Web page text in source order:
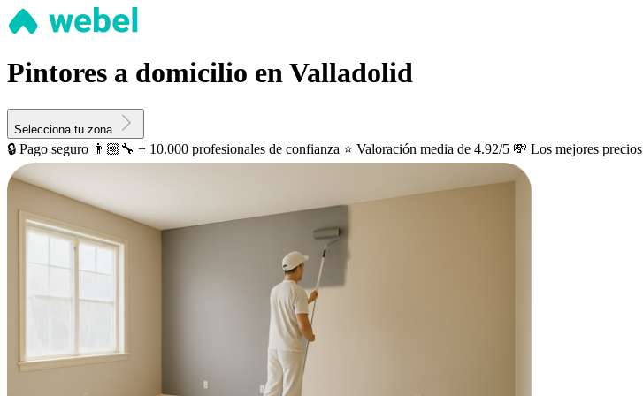
Pintores a domicilio en Valladolid
Selecciona tu zona
🔒 Pago seguro 👨🏼‍🔧 + 10.000 profesionales de confianza ⭐️ Valoración media de 4.92/5 💸 Los mejores precios